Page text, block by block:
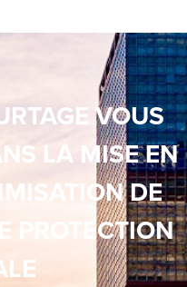
VOUS
LA MISE EN
DE
PROTECTION